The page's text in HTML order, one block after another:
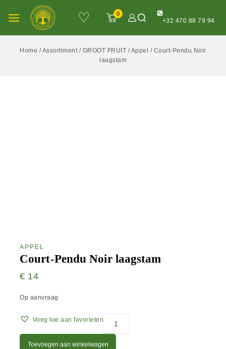
♡ 0
+32 470 88 79 94
Home /Assortiment / GROOT FRUIT /Appel / Court-Pendu Noir
laagstam
APPEL
Court-Pendu Noir laagstam
€ 14
Op aanvraag
Voeg toe aan favorieten
Toevoegen aan winkelwagen